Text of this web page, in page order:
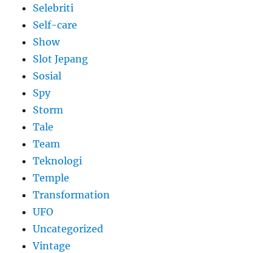
Selebriti
Self-care
Show
Slot Jepang
Sosial
Spy
Storm
Tale
Team
Teknologi
Temple
Transformation
UFO
Uncategorized
Vintage